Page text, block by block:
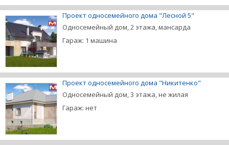
Проект односемейного дома "Лесной 5"
Односемейный дом, 2 этажа, мансарда
Гараж: 1 машина
Проект односемейного дома "Никитенко"
Односемейный дом, 3 этажа, не жилая
Гараж: нет